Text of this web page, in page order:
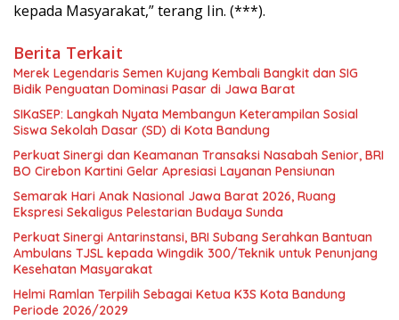
kepada Masyarakat,” terang Iin. (***).
Berita Terkait
Merek Legendaris Semen Kujang Kembali Bangkit dan SIG
Bidik Penguatan Dominasi Pasar di Jawa Barat
SIKaSEP: Langkah Nyata Membangun Keterampilan Sosial
Siswa Sekolah Dasar (SD) di Kota Bandung
Perkuat Sinergi dan Keamanan Transaksi Nasabah Senior, BRI
BO Cirebon Kartini Gelar Apresiasi Layanan Pensiunan
Semarak Hari Anak Nasional Jawa Barat 2026, Ruang
Ekspresi Sekaligus Pelestarian Budaya Sunda
Perkuat Sinergi Antarinstansi, BRI Subang Serahkan Bantuan
Ambulans TJSL kepada Wingdik 300/Teknik untuk Penunjang
Kesehatan Masyarakat
Helmi Ramlan Terpilih Sebagai Ketua K3S Kota Bandung
Periode 2026/2029